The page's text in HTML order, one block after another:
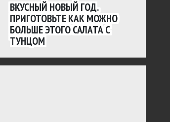
ВКУСНЫЙ НОВЫЙ ГОД.
ПРИГОТОВЬТЕ КАК МОЖНО
БОЛЬШЕ ЭТОГО САЛАТА С
ТУНЦОМ